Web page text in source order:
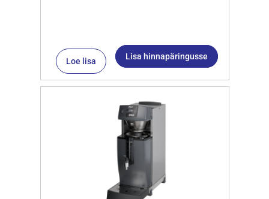
Loe lisa Lisa hinnapäringusse